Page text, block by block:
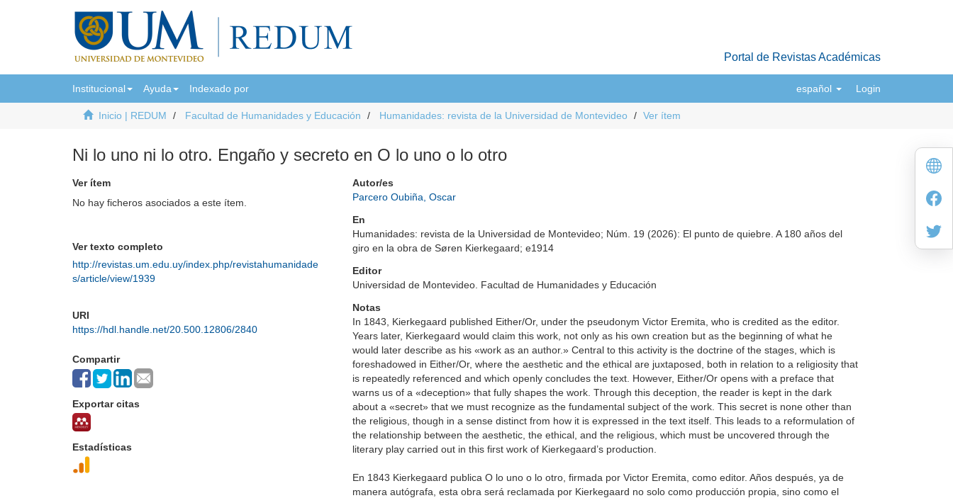
Portal de Revistas Académicas
Institucional Ayuda Indexado por español Login
Inicio | REDUM Facultad de Humanidades y Educación Humanidades: revista de la Universidad de Montevideo Ver ítem
Ni lo uno ni lo otro. Engaño y secreto en O lo uno o lo otro
Ver ítem
No hay ficheros asociados a este ítem.
Ver texto completo
http://revistas.um.edu.uy/index.php/revistahumanidade
s/article/view/1939
URI
https://hdl.handle.net/20.500.12806/2840
Compartir
Exportar citas
Estadísticas
Autor/es
Parcero Oubiña, Oscar
En
Humanidades: revista de la Universidad de Montevideo; Núm. 19 (2026): El punto de quiebre. A 180 años del
giro en la obra de Søren Kierkegaard; e1914
Editor
Universidad de Montevideo. Facultad de Humanidades y Educación
Notas
In 1843, Kierkegaard published Either/Or, under the pseudonym Victor Eremita, who is credited as the editor.
Years later, Kierkegaard would claim this work, not only as his own creation but as the beginning of what he
would later describe as his «work as an author.» Central to this activity is the doctrine of the stages, which is
foreshadowed in Either/Or, where the aesthetic and the ethical are juxtaposed, both in relation to a religiosity that
is repeatedly referenced and which openly concludes the text. However, Either/Or opens with a preface that
warns us of a «deception» that fully shapes the work. Through this deception, the reader is kept in the dark
about a «secret» that we must recognize as the fundamental subject of the work. This secret is none other than
the religious, though in a sense distinct from how it is expressed in the text itself. This leads to a reformulation of
the relationship between the aesthetic, the ethical, and the religious, which must be uncovered through the
literary play carried out in this first work of Kierkegaard’s production.
En 1843 Kierkegaard publica O lo uno o lo otro, firmada por Victor Eremita, como editor. Años después, ya de
manera autógrafa, esta obra será reclamada por Kierkegaard no solo como producción propia, sino como el